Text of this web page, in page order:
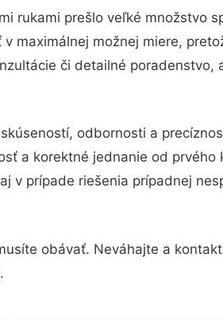
rukami prešlo veľké množstvo
maximálnej možnej miere,
či detailné
odbornosti a
a korektné jednanie od
v prípade riešenia prípadnej
obávať. Neváhajte a
.